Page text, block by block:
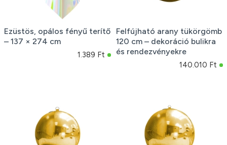
Ezüstös, opálos fényű terítő
– 137 × 274 cm
1.389 Ft
Felfújható arany tükörgömb
120 cm – dekoráció bulikra
és rendezvényekre
140.010 Ft